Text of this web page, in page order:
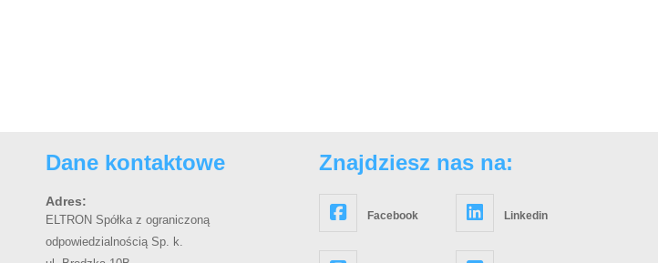
Dane kontaktowe
Adres:
ELTRON Spółka z ograniczoną
odpowiedzialnością Sp. k.
Znajdziesz nas na:
Facebook Linkedin